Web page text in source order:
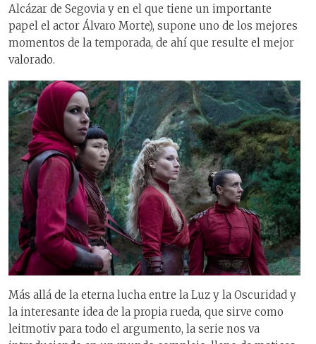
Alcázar de Segovia y en el que tiene un importante
papel el actor Álvaro Morte), supone uno de los mejores
momentos de la temporada, de ahí que resulte el mejor
valorado.
Más allá de la eterna lucha entre la Luz y la Oscuridad y
la interesante idea de la propia rueda, que sirve como
leitmotiv para todo el argumento, la serie nos va